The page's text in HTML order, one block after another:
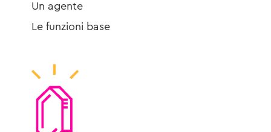
Un agente
Le funzioni base